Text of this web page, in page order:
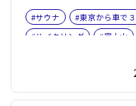
#サウナ #東京から車で
#サイクリング
#富士山